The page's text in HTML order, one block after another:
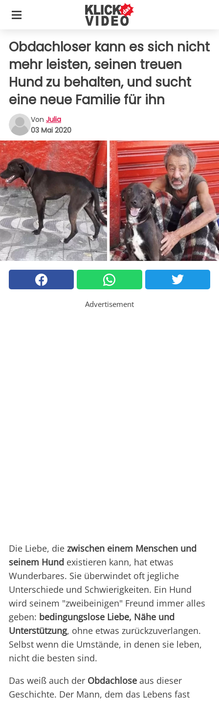
Obdachloser kann es sich nicht
mehr leisten, seinen treuen
Hund zu behalten, und sucht
eine neue Familie für ihn
Von Julia
03 Mai 2020
Advertisement
Die Liebe, die zwischen einem Menschen und
seinem Hund existieren kann, hat etwas
Wunderbares. Sie überwindet oft jegliche
Unterschiede und Schwierigkeiten. Ein Hund
wird seinem "zweibeinigen" Freund immer alles
geben: bedingungslose Liebe, Nähe und
Unterstützung, ohne etwas zurückzuverlangen.
Selbst wenn die Umstände, in denen sie leben,
nicht die besten sind.
Das weiß auch der Obdachlose aus dieser
Geschichte. Der Mann, dem das Lebens fast